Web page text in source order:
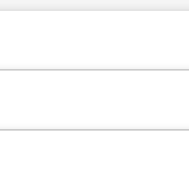
plus intime que
personnalisé, tout en